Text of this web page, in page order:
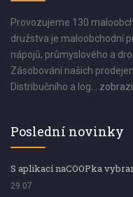
Provozujeme 130
družstva je maloobchodní
nápojů, průmyslového a
Zásobování našich
Distribučního a log...
Poslední novinky
S aplikací naCOOPka
29.07